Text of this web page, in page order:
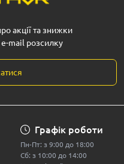
акції та знижки
mail розсилку
Графік роботи
Пн-Пт: з 9:00 до 18:00
Сб: з 10:00 до 14:00